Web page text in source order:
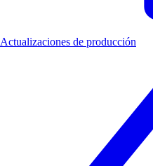
Actualizaciones de producción